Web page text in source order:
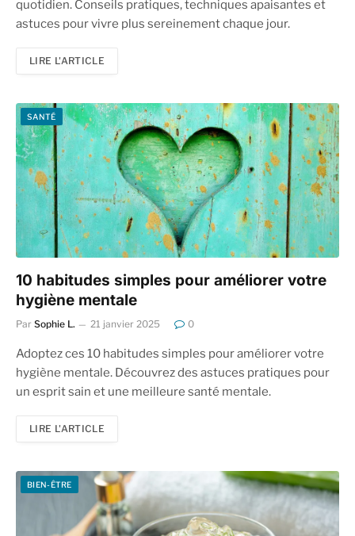
quotidien. Conseils pratiques, techniques apaisantes et
astuces pour vivre plus sereinement chaque jour.
LIRE L'ARTICLE
SANTÉ
10 habitudes simples pour améliorer votre
hygiène mentale
Par Sophie L. 21 janvier 2025 0
Adoptez ces 10 habitudes simples pour améliorer votre
hygiène mentale. Découvrez des astuces pratiques pour
un esprit sain et une meilleure santé mentale.
LIRE L'ARTICLE
BIEN-ÊTRE